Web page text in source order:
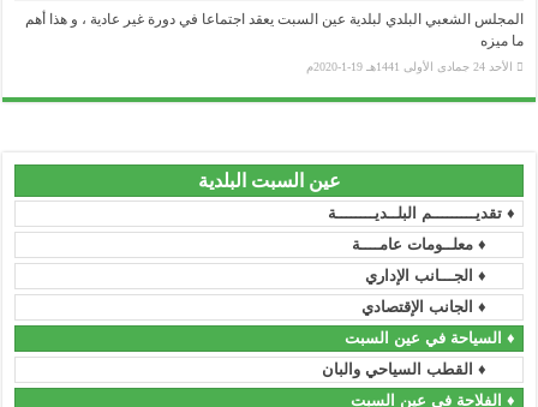
المجلس الشعبي البلدي لبلدية عين السبت يعقد اجتماعا في دورة غير عادية ، و هذا أهم
ما ميزه
الأحد 24 جمادى الأولى 1441هـ 19-1-2020م
عين السبت البلدية
♦ تقديـــــــــم البلــديــــــــة
♦ معلــومات عامــــة
♦ الجـــانب الإداري
♦ الجانب الإقتصادي
♦ السياحة في عين السبت
♦ القطب السياحي والبان
♦ الفلاحة في عين السبت
المجلس الشعبي الولائي _ سطيف
المجلس الدستوري
رئاسة الحكومة
الأمانة العامة للحكومة